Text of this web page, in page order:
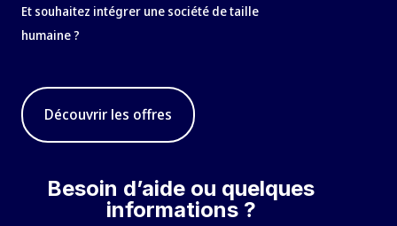
Et souhaitez intégrer une société de taille
humaine ?
Découvrir les offres
Besoin d’aide ou quelques
informations ?